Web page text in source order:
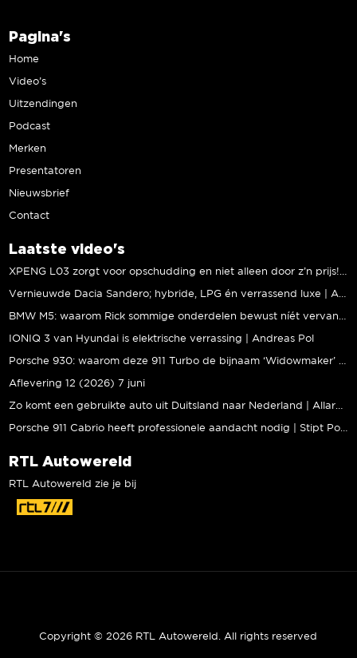
Pagina's
Home
Video’s
Uitzendingen
Podcast
Merken
Presentatoren
Nieuwsbrief
Contact
Laatste video's
IONIQ 3 van Hyundai is elektrische verrassing | Andreas Pol
Aflevering 12 (2026) 7 juni
RTL Autowereld
RTL Autowereld zie je bij
Copyright © 2026 RTL Autowereld. All rights reserved